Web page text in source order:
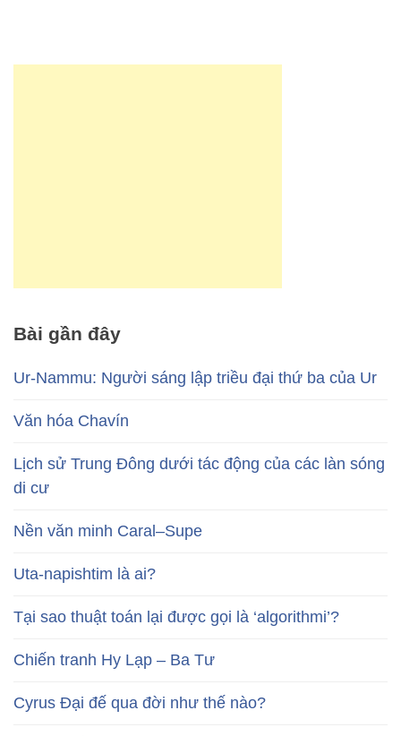
Bài gần đây
Ur-Nammu: Người sáng lập triều đại thứ ba của Ur
Văn hóa Chavín
Lịch sử Trung Đông dưới tác động của các làn sóng
di cư
Nền văn minh Caral–Supe
Uta-napishtim là ai?
Tại sao thuật toán lại được gọi là ‘algorithmi’?
Chiến tranh Hy Lạp – Ba Tư
Cyrus Đại đế qua đời như thế nào?